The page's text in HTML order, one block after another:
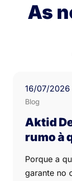
As
16/07/2026
Blog
Aktid
rumo à
Porque a
garante no